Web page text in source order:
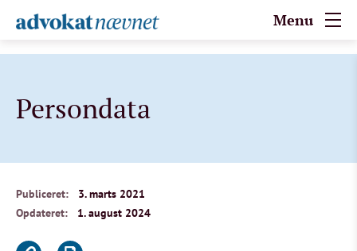
Menu
Persondata
Publiceret:
3. marts 2021
Opdateret:
1. august 2024